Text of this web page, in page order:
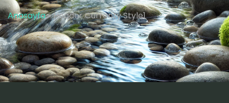
Anasayfa»Header Currenty Style1